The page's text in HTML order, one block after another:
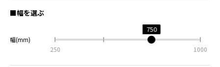
■幅を選ぶ
幅(mm)
750
250 1000